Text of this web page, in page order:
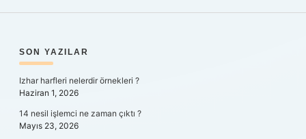
SIDEBAR
SON YAZILAR
Izhar harfleri nelerdir örnekleri ?
Haziran 1, 2026
14 nesil işlemci ne zaman çıktı ?
Mayıs 23, 2026